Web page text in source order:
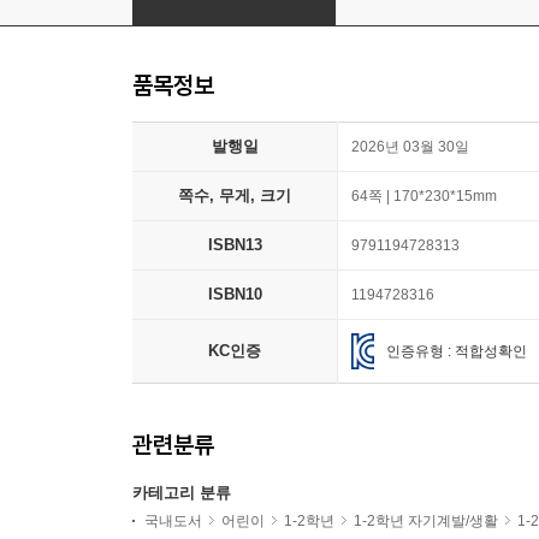
품목정보
발행일 2026년 03월 30일
쪽수, 무게, 크기 64쪽 | 170*230*15mm
ISBN13 9791194728313
ISBN10 1194728316
KC인증 인증유형 : 적합성확인
관련분류
카테고리 분류
국내도서 어린이 1-2학년 1-2학년 자기계발/생활
1-